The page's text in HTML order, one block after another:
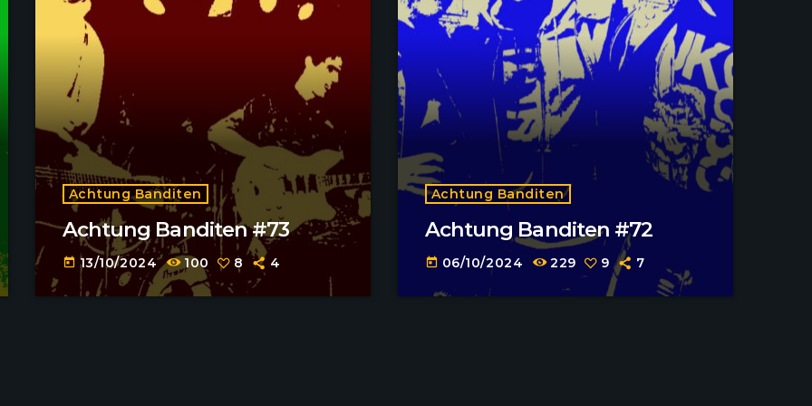
Achtung Banditen
Achtung Banditen #73
today 13/10/2024 100 8 4
Achtung Banditen
Achtung Banditen #72
today 06/10/2024 229 9 7